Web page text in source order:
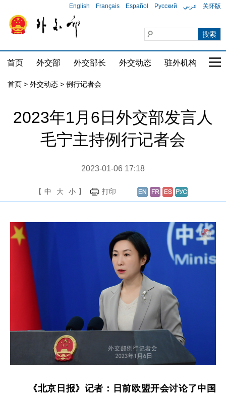
English Français Español Русский عربي 关怀版
首页 外交部 外交部长 外交动态 驻外机构 国
首页 > 外交动态 > 例行记者会
2023年1月6日外交部发言人
毛宁主持例行记者会
2023-01-06 17:18
【 中 大 小 】 打印
《北京日报》记者：日前欧盟开会讨论了中国